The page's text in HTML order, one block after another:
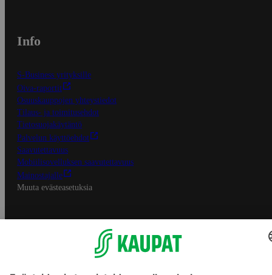
Info
S-Business yrityksille
Oiva-raportit
Osuuskauppojen yhteystiedot
Tilaus- ja toimitusehdot
Tietosuojakäytäntö
Palvelun käyttöehdot
Saavutettavuus
Mobiilisovelluksen saavutettavuus
Mainostajalle
Muuta evästeasetuksia
S-ryhmän palvelut